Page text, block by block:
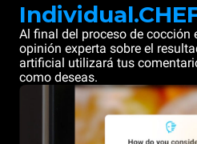
Al final del proceso de cocción
opinión experta sobre el
artificial utilizará tus
como deseas.